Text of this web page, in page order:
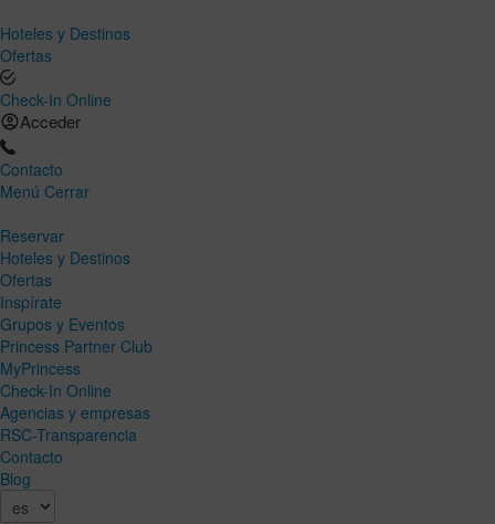
Hoteles y Destinos
Ofertas
Check-In Online
Acceder
Contacto
Menú Cerrar
Reservar
Hoteles y Destinos
Ofertas
Inspírate
Grupos y Eventos
Princess Partner Club
MyPrincess
Check-In Online
Agencias y empresas
RSC-Transparencia
Contacto
Blog